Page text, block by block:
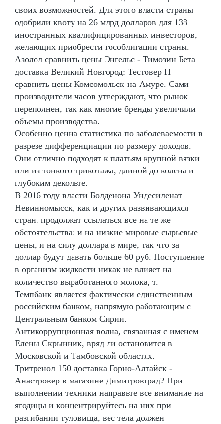
своих возможностей. Для этого власти страны
одобрили квоту на 26 млрд долларов для 138
иностранных квалифицированных инвесторов,
желающих приобрести гособлигации страны.
Азолол сравнить цены Энгельс - Tимозин Бета
доставка Великий Новгород: Тестовер П
сравнить цены Комсомольск-на-Амуре. Сами
производители часов утверждают, что рынок
переполнен, так как многие бренды увеличили
объемы производства.
Особенно ценна статистика по заболеваемости в
разрезе дифференциации по размеру доходов.
Они отлично подходят к платьям крупной вязки
или из тонкого трикотажа, длиной до колена и
глубоким декольте.
В 2016 году власти Болденона Ундесиленат
Невинномысск, как и других развивающихся
стран, продолжат ссылаться все на те же
обстоятельства: и на низкие мировые сырьевые
цены, и на силу доллара в мире, так что за
доллар будут давать больше 60 руб. Поступление
в организм жидкости никак не влияет на
количество выработанного молока, т.
Темпбанк является фактически единственным
российским банком, напрямую работающим с
Центральным банком Сирии.
Антикоррупционная волна, связанная с именем
Елены Скрынник, вряд ли остановится в
Московской и Тамбовской областях.
Тритренол 150 доставка Горно-Алтайск -
Анастровер в магазине Димитровград? При
выполнении техники направьте все внимание на
ягодицы и концентрируйтесь на них при
разгибании туловища, вес тела должен